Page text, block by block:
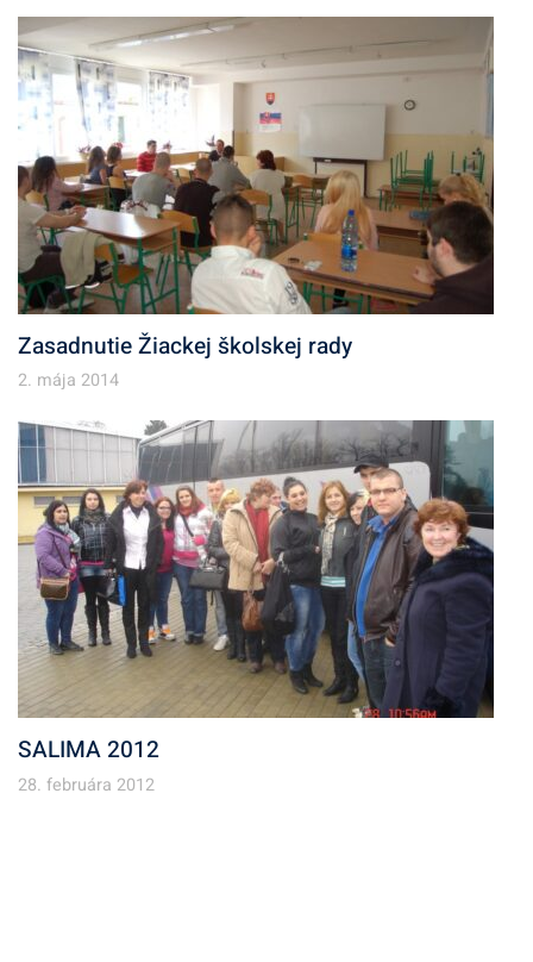
Zasadnutie Žiackej školskej rady
2. mája 2014
SALIMA 2012
28. februára 2012